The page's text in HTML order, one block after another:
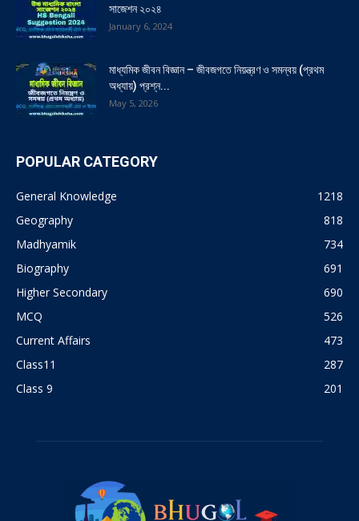
সাজেশন ২০২৪
January 6, 2024
মাধ্যমিক জীবন বিজ্ঞান – জীবজগতে নিয়ন্ত্রণ ও সমন্বয় (প্রথম
অধ্যায়) প্রশ্ন...
May 5, 2026
POPULAR CATEGORY
General Knowledge
1218
Geography
818
Madhyamik
734
Biography
691
Higher Secondary
690
MCQ
526
Current Affairs
473
Class11
287
Class 9
201